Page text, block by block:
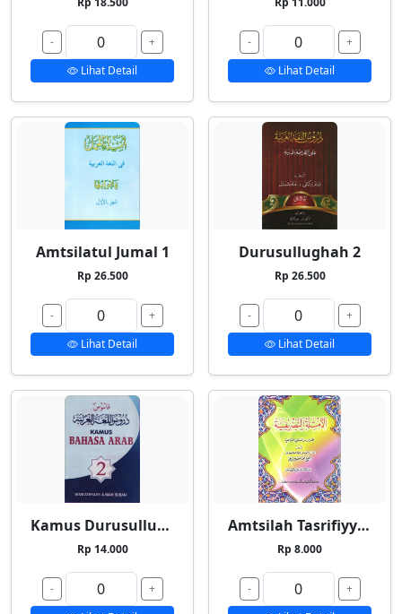
-
+
Lihat Detail
-
+
Lihat Detail
Amtsilatul Jumal 1
Rp 26.500
-
+
Lihat Detail
Durusullughah 2
Rp 26.500
-
+
Lihat Detail
Kamus Durusullughah 2
Rp 14.000
-
+
Amtsilah Tasrifiyyah Kecil
Rp 8.000
-
+